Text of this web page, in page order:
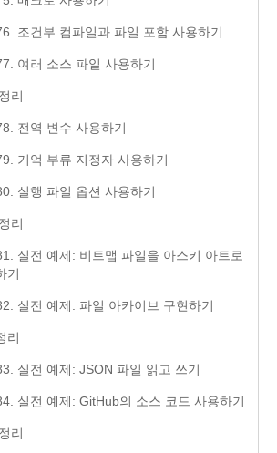
조건부 컴파일과 파일 포함 사용하기
여러 소스 파일 사용하기
리
전역 변수 사용하기
기억 부류 지정자 사용하기
실행 파일 옵션 사용하기
리
실전 예제: 비트맵 파일을 아스키 아트로
기
실전 예제: 파일 아카이브 구현하기
리
실전 예제: JSON 파일 읽고 쓰기
실전 예제: GitHub의 소스 코드 사용하기
리